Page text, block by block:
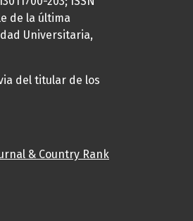
de la última
Universitaria,
del titular de los